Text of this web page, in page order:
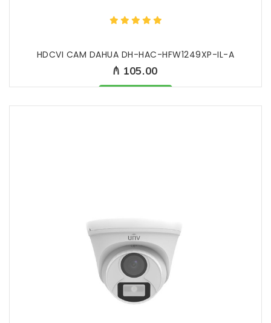
HDCVI CAM DAHUA DH-HAC-HFW1249XP-IL-A
₼ 105.00
Məhsul mövcüddur